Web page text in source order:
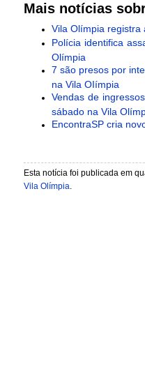
Mais notícias
Vila Olímpia registra
Polícia identifica
Olímpia
7 são presos por
na Vila OIímpia
Vendas de
sábado na Vila
EncontraSP cria
Esta notícia foi publicada em
Vila Olímpia.